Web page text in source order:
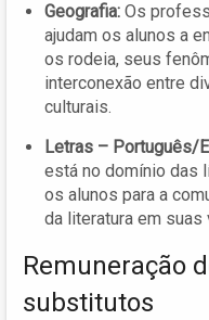
Geografia: Os
ajudam os alunos a
os rodeia, seus
interconexão entre
culturais.
Letras – Português/
está no domínio das
os alunos para a
da literatura em suas
Remuneração
substitutos